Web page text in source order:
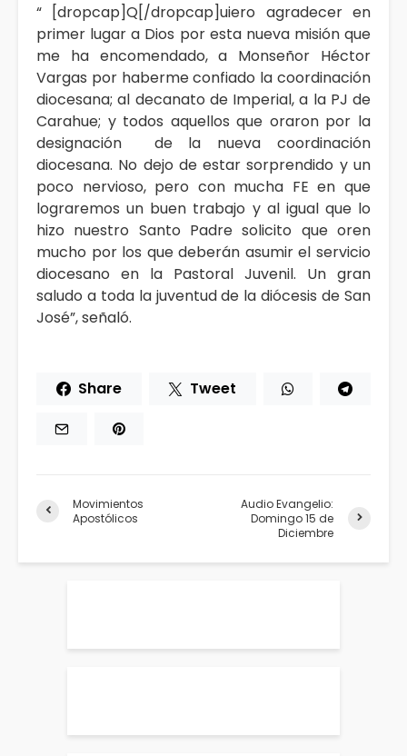
“ [dropcap]Q[/dropcap]uiero agradecer en
primer lugar a Dios por esta nueva misión que
me ha encomendado, a Monseñor Héctor
Vargas por haberme confiado la coordinación
diocesana; al decanato de Imperial, a la PJ de
Carahue; y todos aquellos que oraron por la
designación de la nueva coordinación
diocesana. No dejo de estar sorprendido y un
poco nervioso, pero con mucha FE en que
lograremos un buen trabajo y al igual que lo
hizo nuestro Santo Padre solicito que oren
mucho por los que deberán asumir el servicio
diocesano en la Pastoral Juvenil. Un gran
saludo a toda la juventud de la diócesis de San
José”, señaló.
Share Tweet
Movimientos
Apostólicos
Audio Evangelio:
Domingo 15 de
Diciembre